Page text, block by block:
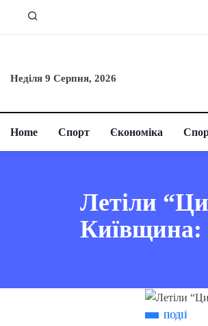
Неділя 9 Серпня, 2026
Home Спорт Єкономіка
Летіли
Київщина:
ПОДІЇ